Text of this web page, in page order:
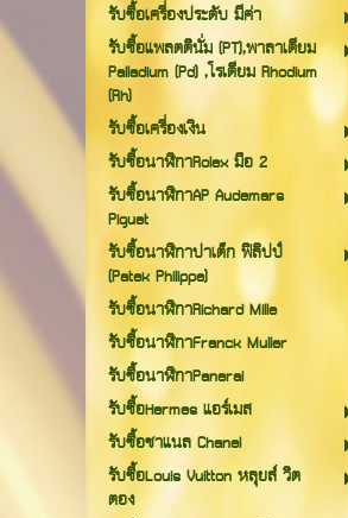
รับซื้อเครื่องประดับ มีค่า
รับซื้อแพลตตินั่ม (PT),พาลาเดียม
Palladium (Pd) ,โรเดียม Rhodium
(Rh)
รับซื้อเครื่องเงิน
รับซื้อนาฬิกาRolex มือ 2
รับซื้อนาฬิกาAP Audemars
Piguet
รับซื้อนาฬิกาปาเต็ก ฟิลิปป์
(Patek Philippe)
รับซื้อนาฬิกาRichard Mille
รับซื้อนาฬิกาFranck Muller
รับซื้อนาฬิกาPanerai
รับซื้อHermes แอร์เมส
รับซื้อชาแนล Chanel
รับซื้อLouis Vuitton หลุยส์ วิต
ตอง